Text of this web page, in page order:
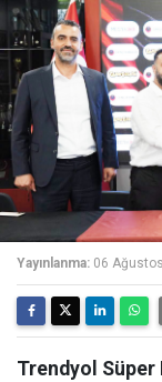
Yayınlanma: 06
Trendyol Süper